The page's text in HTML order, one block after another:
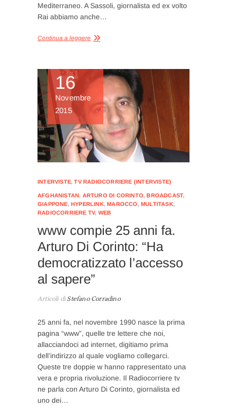
Mediterraneo. A Sassoli, giornalista ed ex volto
Rai abbiamo anche…
Continua a leggere
16
Novembre
2015
INTERVISTE,TV RADIOCORRIERE (INTERVISTE)
AFGHANISTAN, ARTURO DI CORINTO,BROADCAST,
GIAPPONE,HYPERLINK,MAROCCO ,MULTITASK,
RADIOCORRIERE TV, WEB
www compie 25 anni fa.
Arturo Di Corinto: “Ha
democratizzato l’accesso
al sapere”
Articoli diStefano Corradino
25 anni fa, nel novembre 1990 nasce la prima
pagina “www”, quelle tre lettere che noi,
allacciandoci ad internet, digitiamo prima
dell’indirizzo al quale vogliamo collegarci.
Queste tre doppie w hanno rappresentato una
vera e propria rivoluzione. Il Radiocorriere tv
ne parla con Arturo Di Corinto, giornalista ed
uno dei…